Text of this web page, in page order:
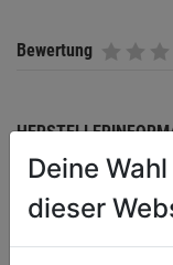
Bewertung
WEITERE
Deine
dieser